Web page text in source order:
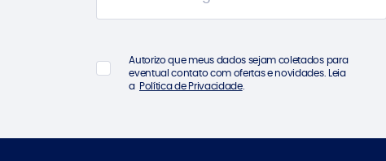
Autorizo que meus dados sejam coletados para
eventual contato com ofertas e novidades. Leia
a Política de Privacidade.